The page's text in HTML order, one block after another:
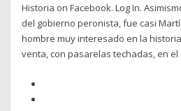
Historia on Facebook. Log In.
del gobierno peronista, fue casi
hombre muy interesado en la
venta, con pasarelas techadas, en el